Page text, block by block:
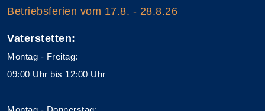
Betriebsferien vom 17.8. - 28.8.26
Vaterstetten:
Montag - Freitag:
09:00 Uhr bis 12:00 Uhr